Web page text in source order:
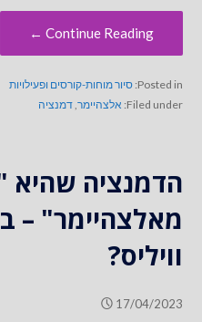
Continue Reading ←
Posted in: סיור מוחות-קורסים ופעילויות
Filed under: אלצהיימר,דמנציה
הדמנציה שהיא
מאלצהיימר" –
וויליס?
17/04/2023